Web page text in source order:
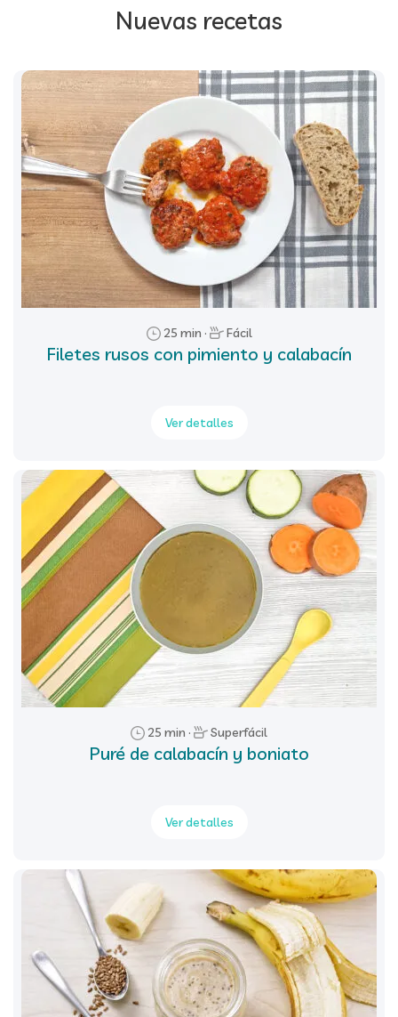
Nuevas recetas
25 min · Fácil
Filetes rusos con pimiento y calabacín
Ver detalles
25 min · Superfácil
Puré de calabacín y boniato
Ver detalles